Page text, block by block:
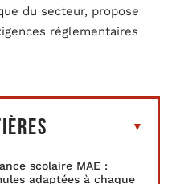
du secteur, propose
réglementaires
scolaire MAE :
adaptées à chaque